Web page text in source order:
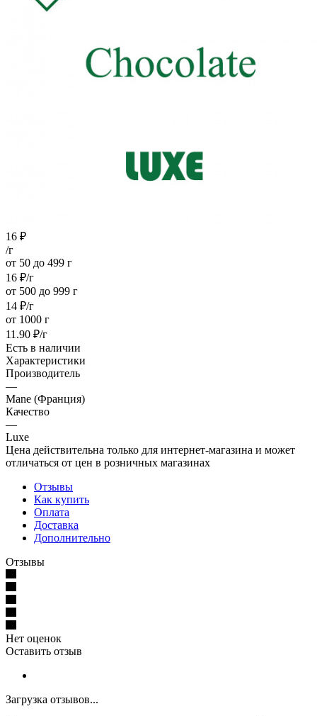
16 ₽
/г
от 50 до 499 г
16 ₽/г
от 500 до 999 г
14 ₽/г
от 1000 г
11.90 ₽/г
Есть в наличии
Характеристики
Производитель
—
Mane (Франция)
Качество
—
Luxe
Цена действительна только для интернет-магазина и может
отличаться от цен в розничных магазинах
Отзывы
Как купить
Оплата
Доставка
Дополнительно
Отзывы
Нет оценок
Оставить отзыв
Загрузка отзывов...